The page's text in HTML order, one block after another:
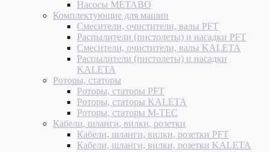
Насосы METABO
Комплектующие для машин
Смесители, очистители, валы PFT
Распылители (пистолеты) и насадки PFT
Смесители, очистители, валы KALETA
Распылители (пистолеты) и насадки
KALETA
Роторы, статоры
Роторы, статоры PFT
Роторы, статоры KALETA
Роторы, статоры M-TEC
Кабели, шланги, вилки, розетки
Кабели, шланги, вилки, розетки PFT
Кабели, шланги, вилки, розетки KALETA